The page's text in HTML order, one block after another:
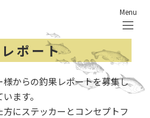
Menu
ポート
からの釣果レポートを募集し
います。
にステッカーとコンセプトフ